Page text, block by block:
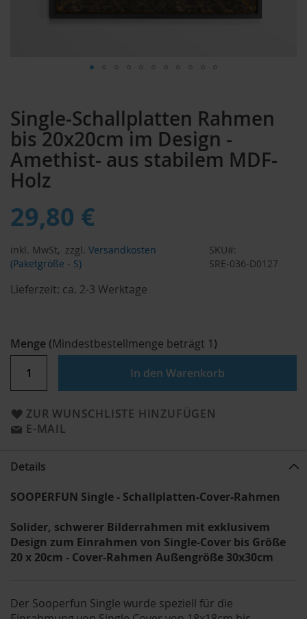
Single-Schallplatten Rahmen
bis 20x20cm im Design -
Amethist- aus stabilem MDF-
Holz
29,80 €
inkl. MwSt, zzgl. Versandkosten
(Paketgröße - S)
SKU
SRE-036-D0127
Lieferzeit: ca. 2-3 Werktage
Menge (Mindestbestellmenge beträgt 1)
In den Warenkorb
ZUR WUNSCHLISTE HINZUFÜGEN
E-MAIL
der
Bildergalerie
springen
Details
SOOPERFUN Single - Schallplatten-Cover-Rahmen
Solider, schwerer Bilderrahmen mit exklusivem
Design zum Einrahmen von Single-Cover bis Größe
20 x 20cm - Cover-Rahmen Außengröße 30x30cm
Der Sooperfun Single wurde speziell für die